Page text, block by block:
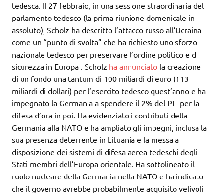
tedesca. Il 27 febbraio, in una sessione straordinaria del
parlamento tedesco (la prima riunione domenicale in
assoluto), Scholz ha descritto l’attacco russo all’Ucraina
come un “punto di svolta” che ha richiesto uno sforzo
nazionale tedesco per preservare l’ordine politico e di
sicurezza in Europa . Scholz ha annunciato la creazione
di un fondo una tantum di 100 miliardi di euro (113
miliardi di dollari) per l’esercito tedesco quest’anno e ha
impegnato la Germania a spendere il 2% del PIL per la
difesa d’ora in poi. Ha evidenziato i contributi della
Germania alla NATO e ha ampliato gli impegni, inclusa la
sua presenza deterrente in Lituania e la messa a
disposizione dei sistemi di difesa aerea tedeschi degli
Stati membri dell’Europa orientale. Ha sottolineato il
ruolo nucleare della Germania nella NATO e ha indicato
che il governo avrebbe probabilmente acquisito velivoli